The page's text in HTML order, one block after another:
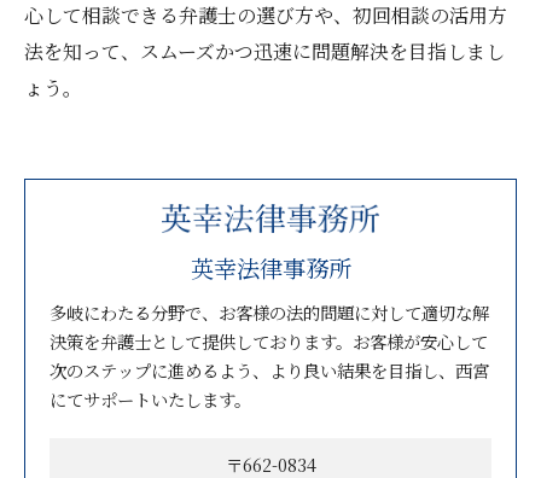
心して相談できる弁護士の選び方や、初回相談の活用方
法を知って、スムーズかつ迅速に問題解決を目指しまし
ょう。
英幸法律事務所
多岐にわたる分野で、お客様の法的問題に対して適切な解
決策を弁護士として提供しております。お客様が安心して
次のステップに進めるよう、より良い結果を目指し、西宮
にてサポートいたします。
〒662-0834